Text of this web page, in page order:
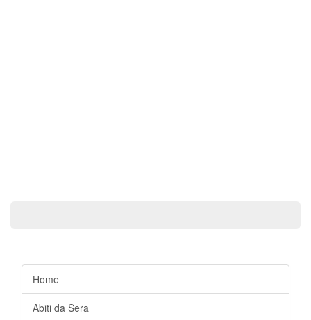
Home
Abiti da Sera